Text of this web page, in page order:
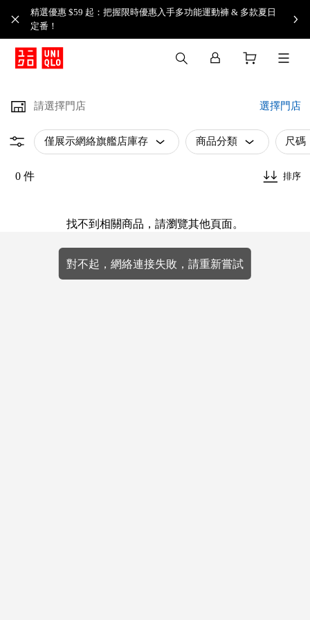
精選優惠 $59 起：把握限時優惠入手多功能運動褲 & 多款夏日
定番！​
請選擇門店 選擇門店
僅展示網絡旗艦店庫存 商品分類 尺碼
0 件 排序
找不到相關商品，請瀏覽其他頁面。
對不起，網絡連接失敗，請重新嘗試